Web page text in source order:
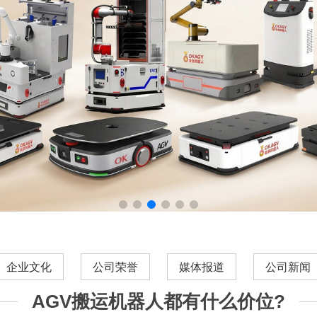
企业文化 公司荣誉 媒体报道 公司新闻
AGV搬运机器人都有什么价位?